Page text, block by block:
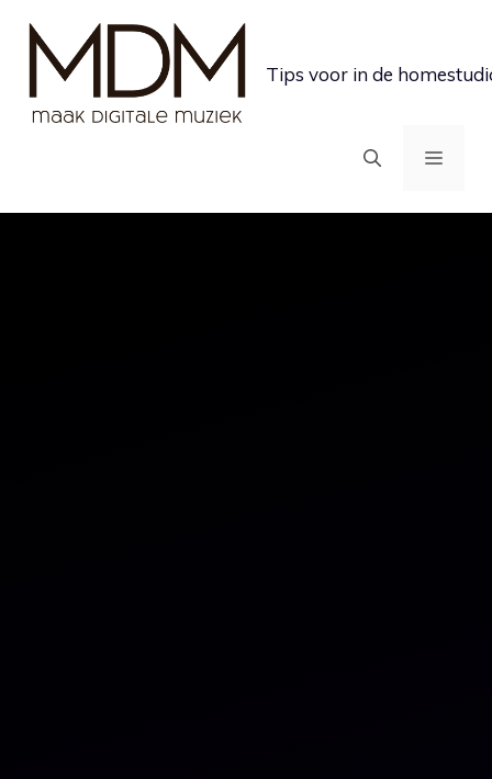
inhoud
Tips voor in de
MENU